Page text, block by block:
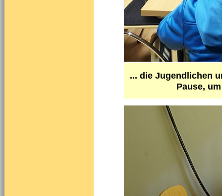
... die Jugendlichen
Pause,